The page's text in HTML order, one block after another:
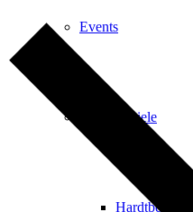
Events
Ausflugsziele
Hardtbergturm